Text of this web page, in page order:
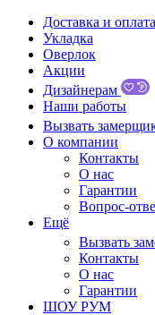
Доставка и оплата
Укладка
Оверлок
Акции
Дизайнерам
Наши работы
Вызвать
О компании
Контакты
О нас
Гарантии
Вопрос-
Ещё
Вызвать
Контакты
О нас
Гарантии
ШОУ РУМ